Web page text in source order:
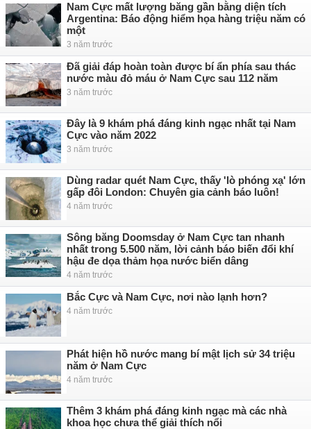
Nam Cực mất lượng băng gần bằng diện tích
Argentina: Báo động hiểm họa hàng triệu năm có
một
3 năm trước
Đã giải đáp hoàn toàn được bí ẩn phía sau thác
nước màu đỏ máu ở Nam Cực sau 112 năm
3 năm trước
Đây là 9 khám phá đáng kinh ngạc nhất tại Nam
Cực vào năm 2022
3 năm trước
Dùng radar quét Nam Cực, thấy 'lò phóng xạ' lớn
gấp đôi London: Chuyên gia cảnh báo luôn!
4 năm trước
Sông băng Doomsday ở Nam Cực tan nhanh
nhất trong 5.500 năm, lời cảnh báo biến đổi khí
hậu đe dọa thảm họa nước biển dâng
4 năm trước
Bắc Cực và Nam Cực, nơi nào lạnh hơn?
4 năm trước
Phát hiện hồ nước mang bí mật lịch sử 34 triệu
năm ở Nam Cực
4 năm trước
Thêm 3 khám phá đáng kinh ngạc mà các nhà
khoa học chưa thể giải thích nổi